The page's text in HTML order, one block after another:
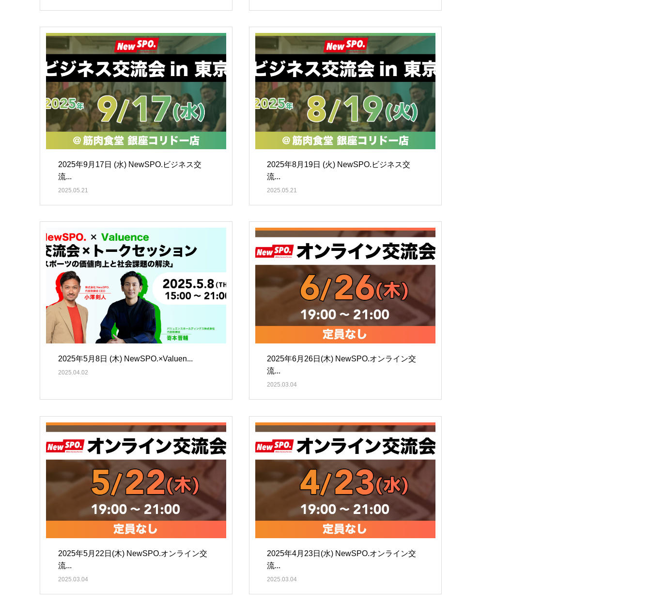
2025年9月17日 (水) NewSPO.ビジネス交
流...
2025.05.21
2025年8月19日 (火) NewSPO.ビジネス交
流...
2025.05.21
2025年5月8日 (木) NewSPO.×Valuen...
2025.04.02
2025年6月26日(木) NewSPO.オンライン交
流...
2025.03.04
2025年5月22日(木) NewSPO.オンライン交
流...
2025.03.04
2025年4月23日(水) NewSPO.オンライン交
流...
2025.03.04